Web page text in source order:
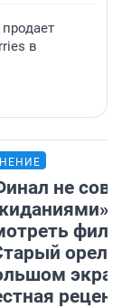
в
не
орел»